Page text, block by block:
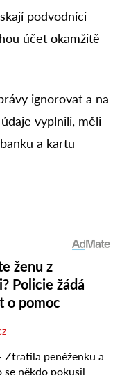
podvodníci
účet okamžitě
ignorovat a na
vyplnili, měli
a kartu